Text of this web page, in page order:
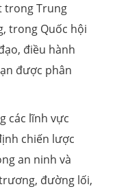
trong Trung
trong Quốc hội
điều hành
được phân
các lĩnh vực
chiến lược
an ninh và
đường lối,